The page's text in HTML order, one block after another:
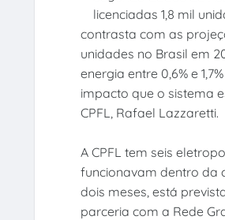
licenciadas 1,8 mil
contrasta com as
unidades no Brasil em
energia entre 0,6% e
impacto que o sistema
CPFL, Rafael Lazzaretti.
A CPFL tem seis
funcionavam dentro da
dois meses, está
parceria com a Rede